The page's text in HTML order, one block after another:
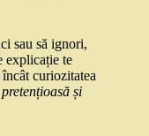
sau să ignori,
explicație te
curiozitatea
pretențioasă și